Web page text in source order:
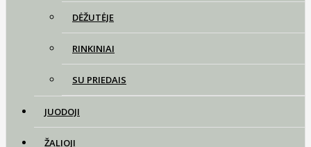
DĖŽUTĖJE
RINKINIAI
SU PRIEDAIS
JUODOJI
ŽALIOJI